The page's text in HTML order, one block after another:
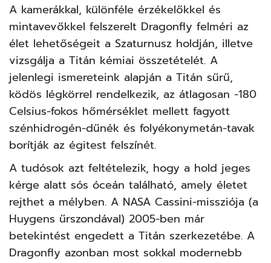
A kamerákkal, különféle érzékelőkkel és
mintavevőkkel felszerelt Dragonfly felméri az
élet lehetőségeit a Szaturnusz holdján, illetve
vizsgálja a Titán kémiai összetételét. A
jelenlegi ismereteink alapján a Titán sűrű,
ködös légkörrel rendelkezik, az átlagosan -180
Celsius-fokos hőmérséklet mellett fagyott
szénhidrogén-dűnék és folyékonymetán-tavak
borítják az égitest felszínét.
A tudósok azt feltételezik, hogy a hold jeges
kérge alatt sós óceán található, amely életet
rejthet a mélyben. A NASA Cassini-missziója (a
Huygens űrszondával) 2005-ben már
betekintést engedett a Titán szerkezetébe. A
Dragonfly azonban most sokkal modernebb